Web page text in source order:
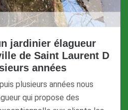
jardinier élagueur
de Saint Laurent D
années
plusieurs années nous
qui propose des